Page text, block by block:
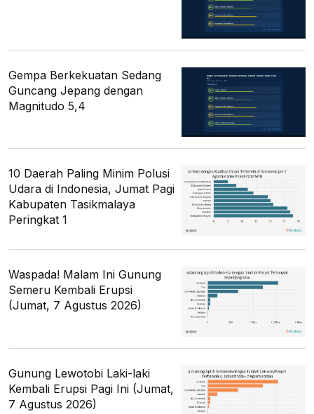
Gempa Berkekuatan Sedang
Guncang Jepang dengan
Magnitudo 5,4
10 Daerah Paling Minim Polusi
Udara di Indonesia, Jumat Pagi
Kabupaten Tasikmalaya
Peringkat 1
Waspada! Malam Ini Gunung
Semeru Kembali Erupsi
(Jumat, 7 Agustus 2026)
Gunung Lewotobi Laki-laki
Kembali Erupsi Pagi Ini (Jumat,
7 Agustus 2026)